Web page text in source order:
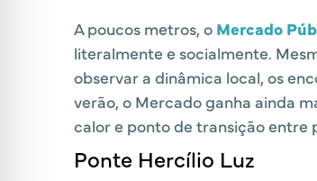
A poucos metros, o Mercado
literalmente e socialmente.
observar a dinâmica local, os
verão, o Mercado ganha ainda
calor e ponto de transição entre
Ponte Hercílio Luz